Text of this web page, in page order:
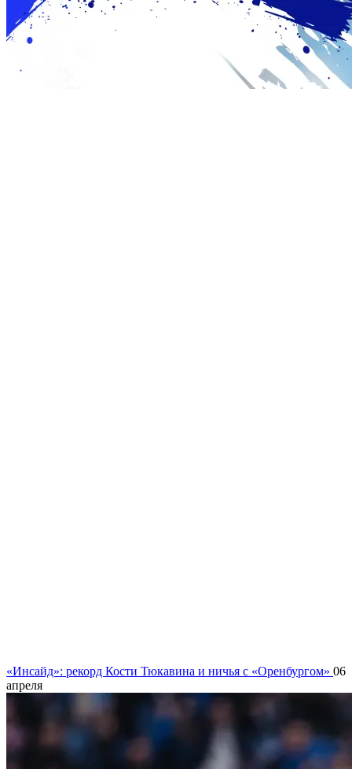
«Инсайд»: рекорд Кости Тюкавина и ничья с «Оренбургом» 06
апреля